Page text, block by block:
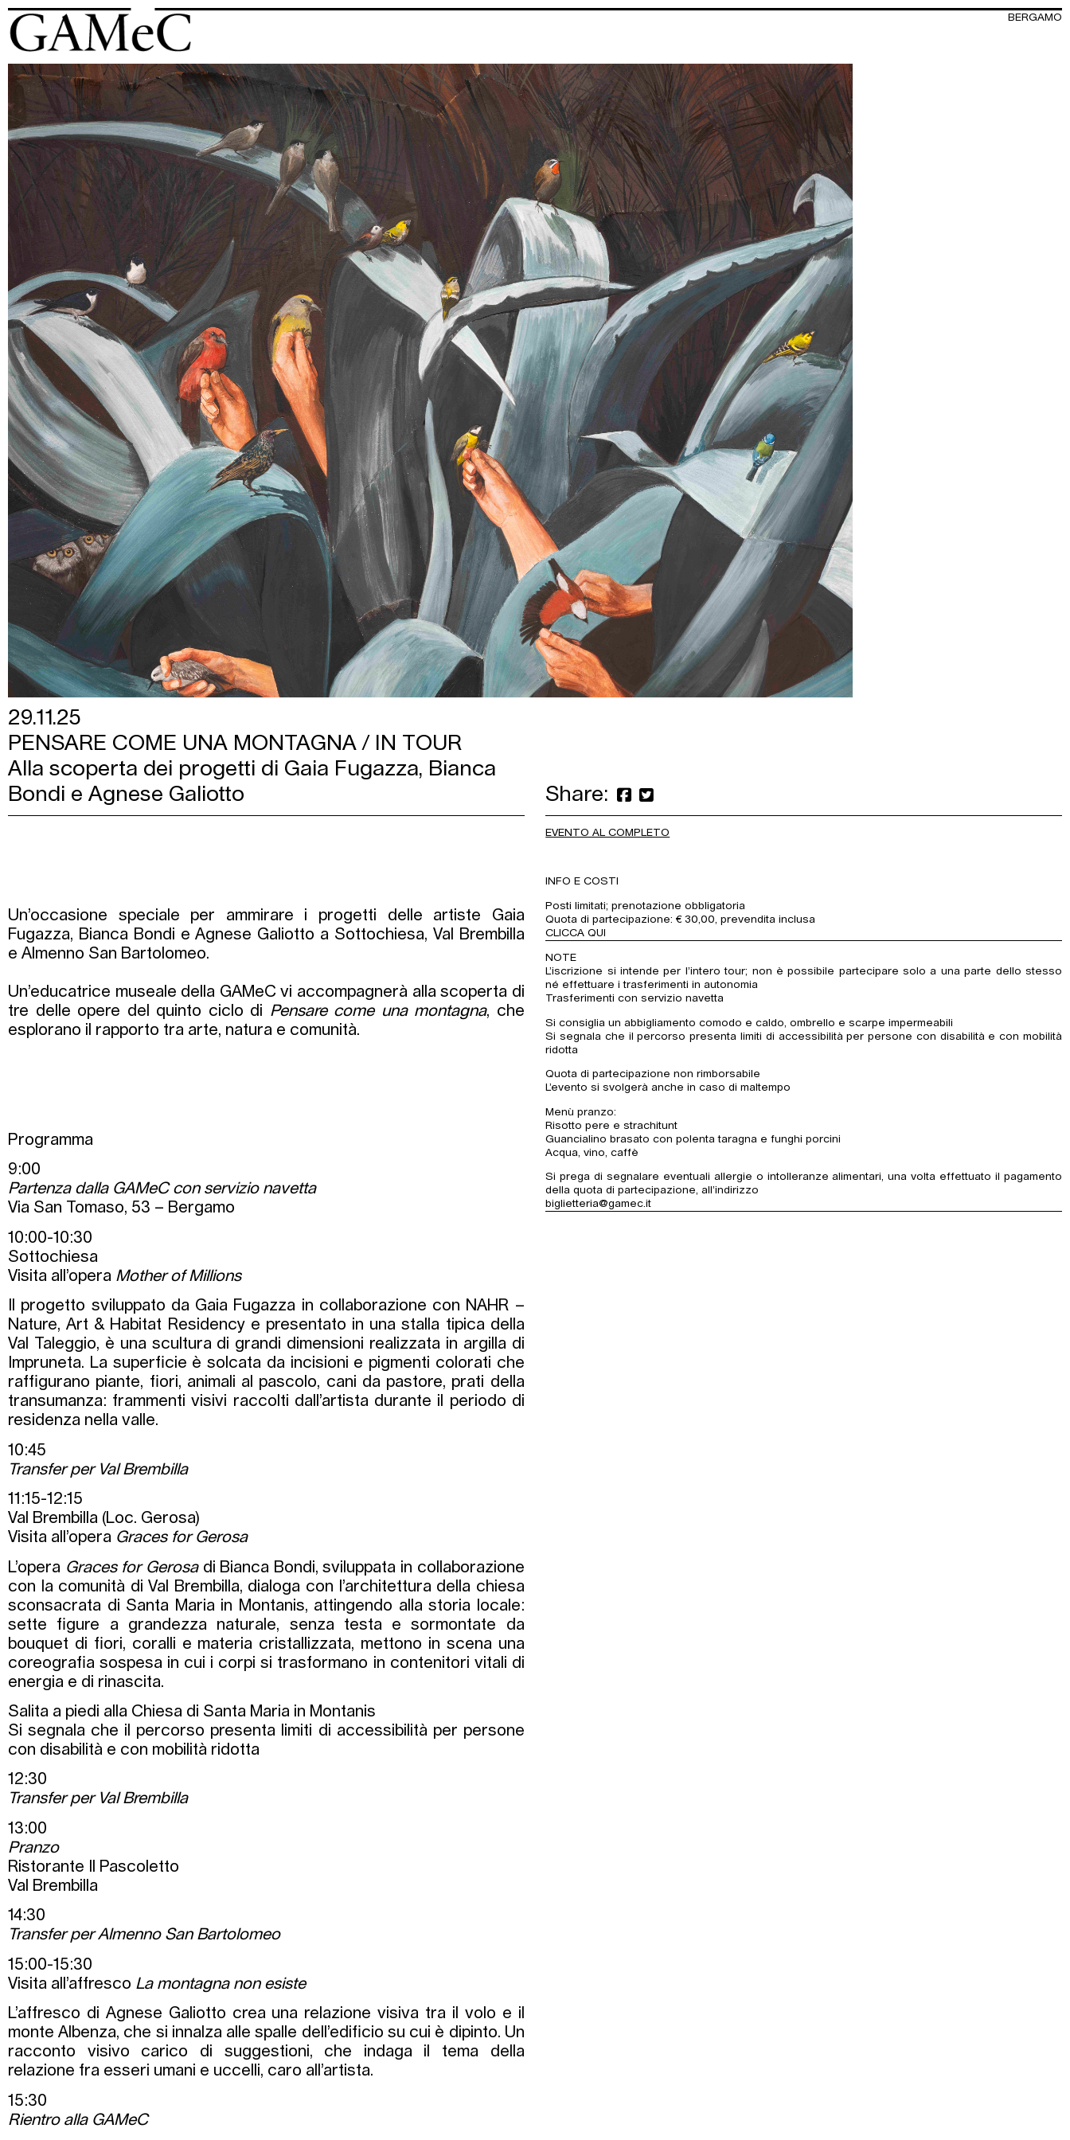
BERGAMO
29.11.25
PENSARE COME UNA MONTAGNA / IN TOUR
Alla scoperta dei progetti di Gaia Fugazza, Bianca
Bondi e Agnese Galiotto
Share:
Un’occasione speciale per ammirare i progetti delle artiste Gaia
Fugazza, Bianca Bondi e Agnese Galiotto a Sottochiesa, Val Brembilla
e Almenno San Bartolomeo.
Un’educatrice museale della GAMeC vi accompagnerà alla scoperta di
tre delle opere del quinto ciclo di Pensare come una montagna, che
esplorano il rapporto tra arte, natura e comunità.
Programma
9:00
Partenza dalla GAMeC con servizio navetta
Via San Tomaso, 53 – Bergamo
10:00-10:30
Sottochiesa
Visita all’opera Mother of Millions
Il progetto sviluppato da Gaia Fugazza in collaborazione con NAHR –
Nature, Art & Habitat Residency e presentato in una stalla tipica della
Val Taleggio, è una scultura di grandi dimensioni realizzata in argilla di
Impruneta. La superficie è solcata da incisioni e pigmenti colorati che
raffigurano piante, fiori, animali al pascolo, cani da pastore, prati della
transumanza: frammenti visivi raccolti dall’artista durante il periodo di
residenza nella valle.
10:45
Transfer per Val Brembilla
11:15-12:15
Val Brembilla (Loc. Gerosa)
Visita all’opera Graces for Gerosa
L’opera Graces for Gerosa di Bianca Bondi, sviluppata in collaborazione
con la comunità di Val Brembilla, dialoga con l’architettura della chiesa
sconsacrata di Santa Maria in Montanis, attingendo alla storia locale:
sette figure a grandezza naturale, senza testa e sormontate da
bouquet di fiori, coralli e materia cristallizzata, mettono in scena una
coreografia sospesa in cui i corpi si trasformano in contenitori vitali di
energia e di rinascita.
Salita a piedi alla Chiesa di Santa Maria in Montanis
Si segnala che il percorso presenta limiti di accessibilità per persone
con disabilità e con mobilità ridotta
12:30
Transfer per Val Brembilla
13:00
Pranzo
Ristorante Il Pascoletto
Val Brembilla
14:30
Transfer per Almenno San Bartolomeo
15:00-15:30
Visita all’affresco La montagna non esiste
L’affresco di Agnese Galiotto crea una relazione visiva tra il volo e il
monte Albenza, che si innalza alle spalle dell’edificio su cui è dipinto. Un
racconto visivo carico di suggestioni, che indaga il tema della
relazione fra esseri umani e uccelli, caro all’artista.
15:30
Rientro alla GAMeC
EVENTO AL COMPLETO
INFO E COSTI
Posti limitati; prenotazione obbligatoria
Quota di partecipazione: € 30,00, prevendita inclusa
CLICCA QUI
NOTE
L’iscrizione si intende per l’intero tour; non è possibile partecipare solo a una parte dello stesso
né effettuare i trasferimenti in autonomia
Trasferimenti con servizio navetta
Si consiglia un abbigliamento comodo e caldo, ombrello e scarpe impermeabili
Si segnala che il percorso presenta limiti di accessibilità per persone con disabilità e con mobilità
ridotta
Quota di partecipazione non rimborsabile
L’evento si svolgerà anche in caso di maltempo
Menù pranzo:
Risotto pere e strachitunt
Guancialino brasato con polenta taragna e funghi porcini
Acqua, vino, caffè
Si prega di segnalare eventuali allergie o intolleranze alimentari, una volta effettuato il pagamento
della quota di partecipazione, all’indirizzo
biglietteria@gamec.it